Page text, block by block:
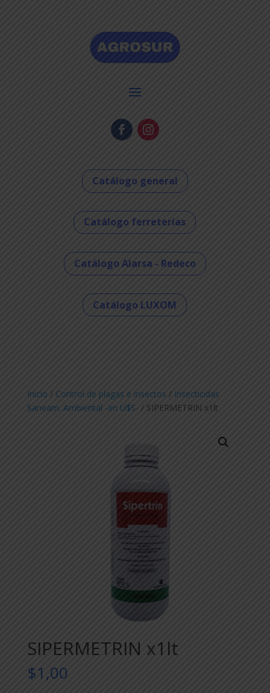
Catálogo general
Catálogo ferreterías
Catálogo Alarsa - Redeco
Catálogo LUXOM
Inicio / Control de plagas e insectos / Insecticidas
Saneam. Ambiental -en U$S- / SIPERMETRIN x1lt
SIPERMETRIN x1lt
$1,00